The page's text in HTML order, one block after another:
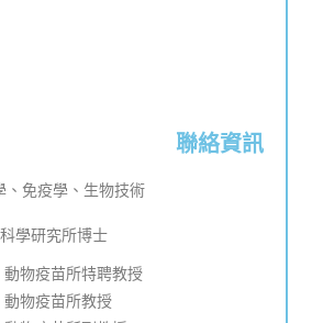
聯絡資訊
、免疫學、生物技術
學研究所博士
物疫苗所特聘教授
物疫苗所教授